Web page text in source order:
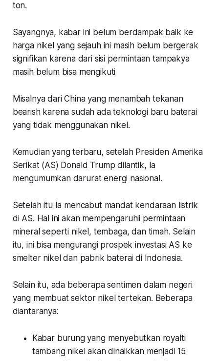
ton.
Sayangnya, kabar ini belum berdampak baik ke
harga nikel yang sejauh ini masih belum bergerak
signifikan karena dari sisi permintaan tampakya
masih belum bisa mengikuti
Misalnya dari China yang menambah tekanan
bearish karena sudah ada teknologi baru baterai
yang tidak menggunakan nikel.
Kemudian yang terbaru, setelah Presiden Amerika
Serikat (AS) Donald Trump dilantik, Ia
mengumumkan darurat energi nasional.
Setelah itu Ia mencabut mandat kendaraan listrik
di AS. Hal ini akan mempengaruhii permintaan
mineral seperti nikel, tembaga, dan timah. Selain
itu, ini bisa mengurangi prospek investasi AS ke
smelter nikel dan pabrik baterai di Indonesia.
Selain itu, ada beberapa sentimen dalam negeri
yang membuat sektor nikel tertekan. Beberapa
diantaranya:
Kabar burung yang menyebutkan royalti
tambang nikel akan dinaikkan menjadi 15